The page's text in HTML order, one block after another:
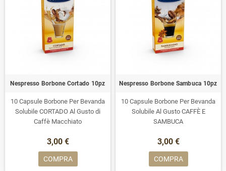
Nespresso Borbone Cortado 10pz
10 Capsule Borbone Per Bevanda
Solubile CORTADO Al Gusto di
Caffè Macchiato
3,00 €
COMPRA
Nespresso Borbone Sambuca 10pz
10 Capsule Borbone Per Bevanda
Solubile Al Gusto CAFFÈ E
SAMBUCA
3,00 €
COMPRA